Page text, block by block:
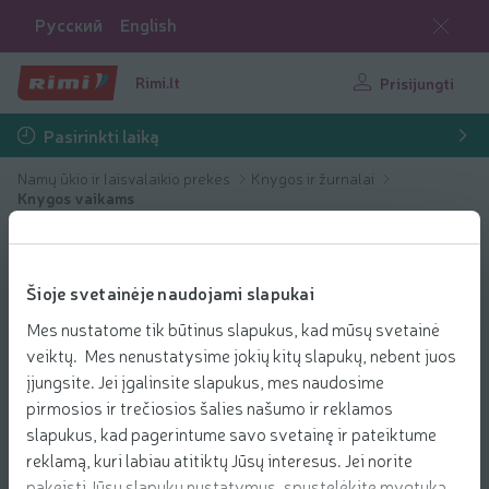
Šioje svetainėje naudojami slapukai
Mes nustatome tik būtinus slapukus, kad mūsų svetainė
veiktų. Mes nenustatysime jokių kitų slapukų, nebent juos
įjungsite. Jei įgalinsite slapukus, mes naudosime
pirmosios ir trečiosios šalies našumo ir reklamos
slapukus, kad pagerintume savo svetainę ir pateiktume
reklamą, kuri labiau atitiktų Jūsų interesus. Jei norite
Русский English
Rimi.lt Prisijungti
Pasirinkti laiką
Namų ūkio ir laisvalaikio prekės
Knygos ir žurnalai
Knygos vaikams